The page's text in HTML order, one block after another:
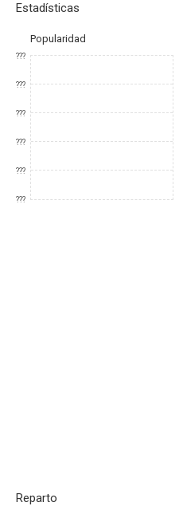
Estadísticas
Popularidad
???
???
???
???
???
???
Reparto